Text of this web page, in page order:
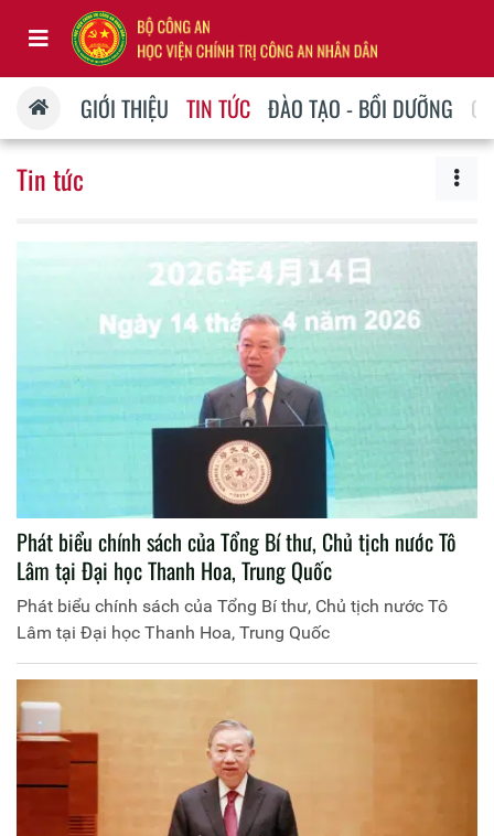
GIỚI THIỆU TIN TỨC ĐÀO TẠO - BỒI DƯỠNG
Tin tức
Phát biểu chính sách của Tổng Bí thư, Chủ tịch nước Tô
Lâm tại Đại học Thanh Hoa, Trung Quốc
Phát biểu chính sách của Tổng Bí thư, Chủ tịch nước Tô
Lâm tại Đại học Thanh Hoa, Trung Quốc